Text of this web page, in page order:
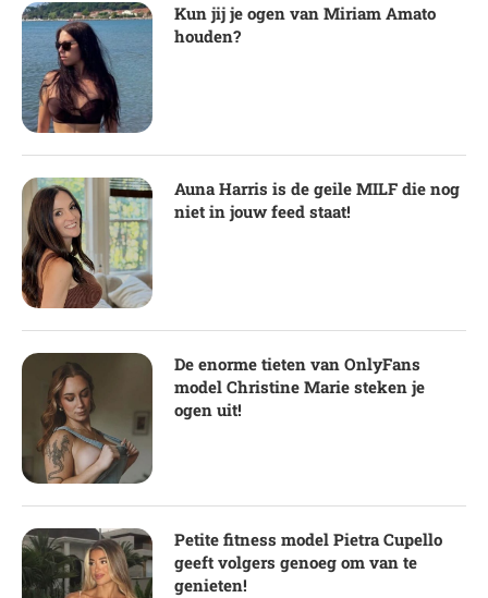
Kun jij je ogen van Miriam Amato
houden?
Auna Harris is de geile MILF die nog
niet in jouw feed staat!
De enorme tieten van OnlyFans
model Christine Marie steken je
ogen uit!
Petite fitness model Pietra Cupello
geeft volgers genoeg om van te
genieten!